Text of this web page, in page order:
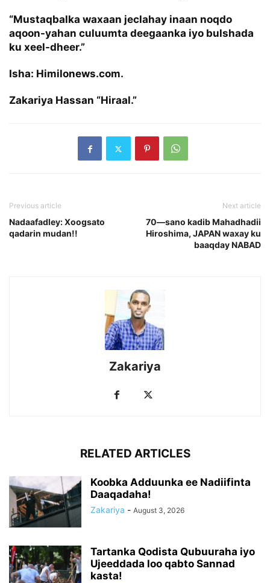
“Mustaqbalka waxaan jeclahay inaan noqdo
aqoon-yahan culuumta deegaanka iyo bulshada
ku xeel-dheer.”
Isha: Himilonews.com.
Zakariya Hassan “Hiraal.”
Previous article
Nadaafadley: Xoogsato
qadarin mudan!!
Next article
70—sano kadib Mahadhadii
Hiroshima, JAPAN waxay ku
baaqday NABAD
Zakariya
RELATED ARTICLES
Koobka Adduunka ee Nadiifinta
Daaqadaha!
Zakariya - August 3, 2026
Tartanka Qodista Qubuuraha iyo
Ujeeddada loo qabto Sannad
kasta!